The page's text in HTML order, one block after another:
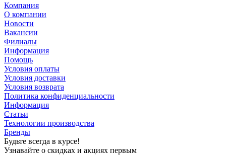
Компания
О компании
Новости
Вакансии
Филиалы
Информация
Помощь
Условия оплаты
Условия доставки
Условия возврата
Политика конфиденциальности
Информация
Статьи
Технологии производства
Бренды
Будьте всегда в курсе!
Узнавайте о скидках и акциях первым